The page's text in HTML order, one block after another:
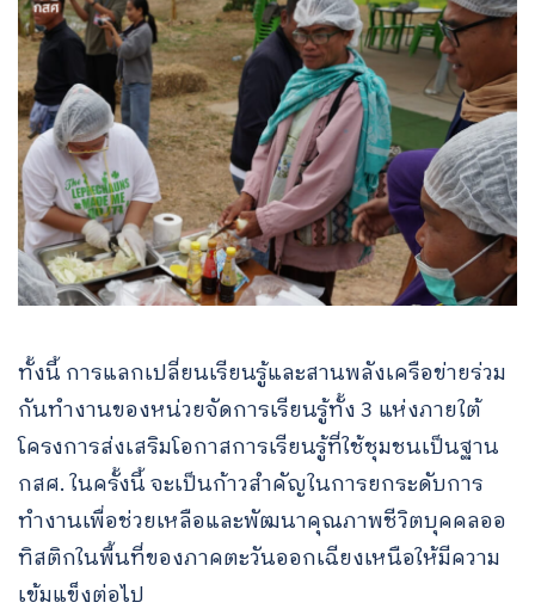
ทั้งนี้ การแลกเปลี่ยนเรียนรู้และสานพลังเครือข่ายร่วม
กันทำงานของหน่วยจัดการเรียนรู้ทั้ง 3 แห่งภายใต้
โครงการส่งเสริมโอกาสการเรียนรู้ที่ใช้ชุมชนเป็นฐาน
กสศ. ในครั้งนี้ จะเป็นก้าวสำคัญในการยกระดับการ
ทำงานเพื่อช่วยเหลือและพัฒนาคุณภาพชีวิตบุคคลออ
ทิสติกในพื้นที่ของภาคตะวันออกเฉียงเหนือให้มีความ
เข้มแข็งต่อไป